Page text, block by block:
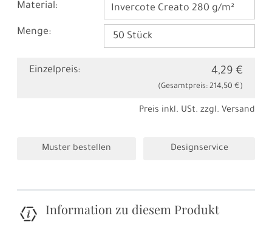
Material: Invercote Creato 280 g/m²
Menge:
Einzelpreis: 4,29 €
(Gesamtpreis: 214,50 €)
Preis inkl. USt. zzgl. Versand
Muster bestellen Designservice
Information zu diesem Produkt